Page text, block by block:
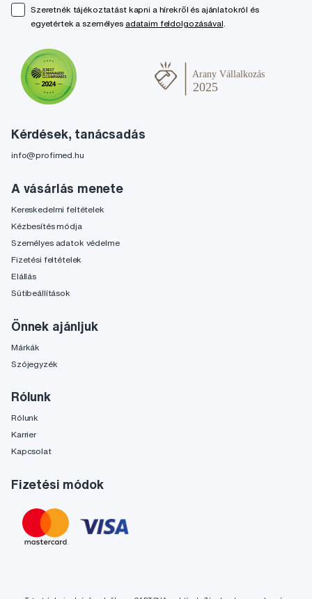
Kérdések, tanácsadás
info@profimed.hu
A vásárlás menete
Kereskedelmi feltételek
Kézbesítés módja
Személyes adatok védelme
Fizetési feltételek
Elállás
Sütibeállítások
Önnek ajánljuk
Márkák
Szójegyzék
Rólunk
Rólunk
Karrier
Kapcsolat
Fizetési módok
Szeretnék tájékoztatást kapni a hírekről és ajánlatokról és
egyetértek a személyes adataim feldolgozásával